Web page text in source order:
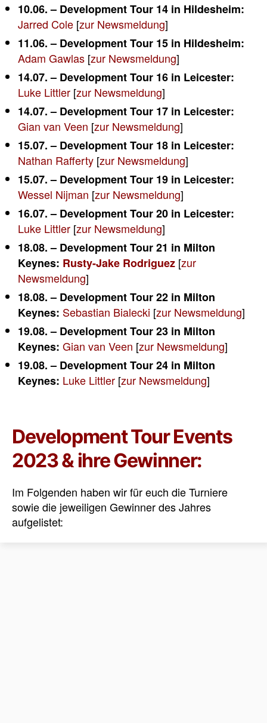
10.06. – Development Tour 14 in Hildesheim:
Jarred Cole [zur Newsmeldung]
11.06. – Development Tour 15 in Hildesheim:
Adam Gawlas [zur Newsmeldung]
14.07. – Development Tour 16 in Leicester:
Luke Littler [zur Newsmeldung]
14.07. – Development Tour 17 in Leicester:
Gian van Veen [zur Newsmeldung]
15.07. – Development Tour 18 in Leicester:
Nathan Rafferty [zur Newsmeldung]
15.07. – Development Tour 19 in Leicester:
Wessel Nijman [zur Newsmeldung]
16.07. – Development Tour 20 in Leicester:
Luke Littler [zur Newsmeldung]
18.08. – Development Tour 21 in Milton
Keynes: Rusty-Jake Rodriguez [zur
Newsmeldung]
18.08. – Development Tour 22 in Milton
Keynes: Sebastian Bialecki [zur Newsmeldung]
19.08. – Development Tour 23 in Milton
Keynes: Gian van Veen [zur Newsmeldung]
19.08. – Development Tour 24 in Milton
Keynes: Luke Littler [zur Newsmeldung]
Development Tour Events
2023 & ihre Gewinner:
Im Folgenden haben wir für euch die Turniere
sowie die jeweiligen Gewinner des Jahres
aufgelistet: